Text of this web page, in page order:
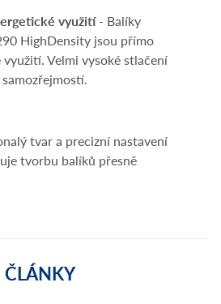
využití- Balíky
HighDensity jsou přímo
Velmi vysoké stlačení
tvar a precizní nastavení
tvorbu balíků přesně
ČLÁNKY